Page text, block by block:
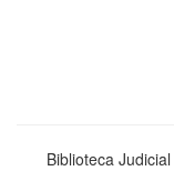
Biblioteca Judicial